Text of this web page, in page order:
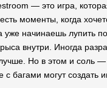
— это игра,
моменты, когда
уже начинаешь лупить по
внутри. Иногда
Но в этом и соль —
с багами могут создать